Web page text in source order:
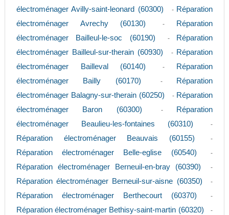
électroménager Avilly-saint-leonard (60300)
- Réparation
électroménager Avrechy (60130)
-
Réparation
électroménager Bailleul-le-soc (60190)
-
Réparation
électroménager Bailleul-sur-therain (60930)
- Réparation
électroménager Bailleval (60140)
-
Réparation
électroménager Bailly (60170)
-
Réparation
électroménager Balagny-sur-therain (60250)
- Réparation
électroménager Baron (60300)
-
Réparation
électroménager Beaulieu-les-fontaines (60310)
-
Réparation électroménager Beauvais (60155) -
Réparation électroménager Belle-eglise (60540) -
Réparation électroménager Berneuil-en-bray (60390) -
Réparation électroménager Berneuil-sur-aisne (60350) -
Réparation électroménager Berthecourt (60370) -
Réparation électroménager Bethisy-saint-martin (60320) -